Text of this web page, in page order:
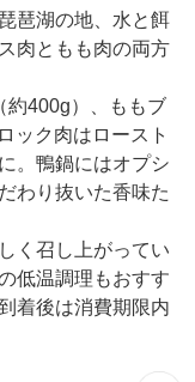
琶湖の地、水と餌
肉ともも肉の両方
約400g）、ももブ
ック肉はロースト
。鴨鍋にはオプシ
わり抜いた香味た
く召し上がってい
低温調理もおすす
着後は消費期限内